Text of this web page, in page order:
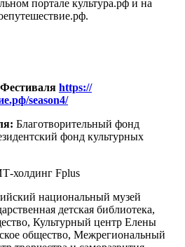
портале культура.рф и на
https://
season4/
Благотворительный фонд
фонд культурных
холдинг Fplus
национальный музей
детская библиотека,
Культурный центр Елены
общество, Межрегиональный